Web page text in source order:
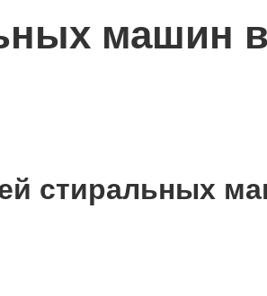
машин
стиральных